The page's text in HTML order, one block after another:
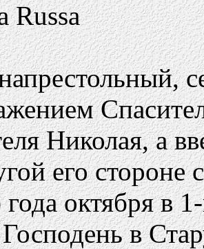
Russa
Николая, а
его стороне
октября в
в